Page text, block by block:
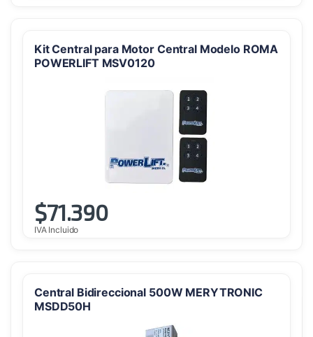
Kit Central para Motor Central Modelo ROMA
POWERLIFT MSV0120
$71.390
IVA Incluido
Central Bidireccional 500W MERYTRONIC
MSDD50H